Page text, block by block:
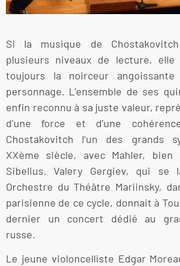
Si la musique de
plusieurs niveaux de lecture, elle
toujours la noirceur
personnage. L’ensemble de ses
enfin reconnu à sa juste valeur,
d’une force et d’une
Chostakovitch l’un des grands
XXème siècle, avec Mahler,
Sibelius. Valery Gergiev, qui se
Orchestre du Théâtre Mariinsky,
parisienne de ce cycle, donnait à
dernier un concert dédié au
russe.
Le jeune violoncelliste Edgar